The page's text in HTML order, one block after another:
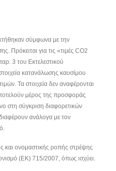
σύμφωνα με την
Πρόκειται για τις «τιμές CO2
3 του Εκτελεστικού
κατανάλωσης καυσίμου
Τα στοιχεία δεν αναφέρονται
μέρος της προσφοράς
στη σύγκριση διαφορετικών
ανάλογα με τον
και ονομαστικής ροπής στρέψης
(ΕΚ) 715/2007, όπως ισχύει.